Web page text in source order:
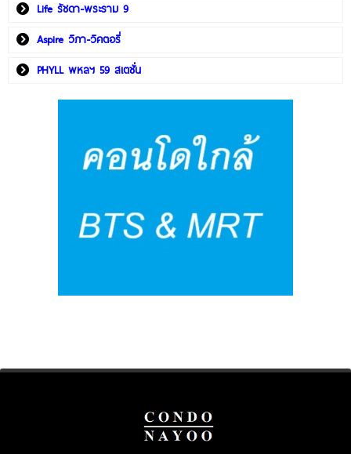
Life รัชดา-พระราม 9
Aspire วิภา-วิคตอรี่
PHYLL พหลฯ 59 สเตชั่น